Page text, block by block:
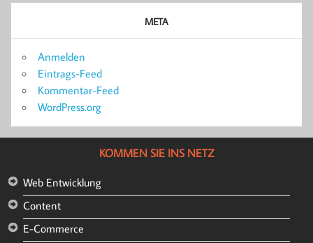
META
Anmelden
Eintrags-Feed
Kommentar-Feed
WordPress.org
KOMMEN SIE INS NETZ
Web Entwicklung
Content
E-Commerce